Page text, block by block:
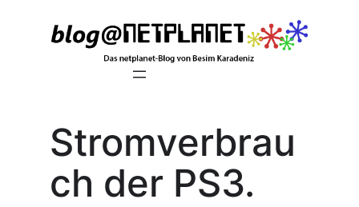
Stromverbrau
ch der PS3.